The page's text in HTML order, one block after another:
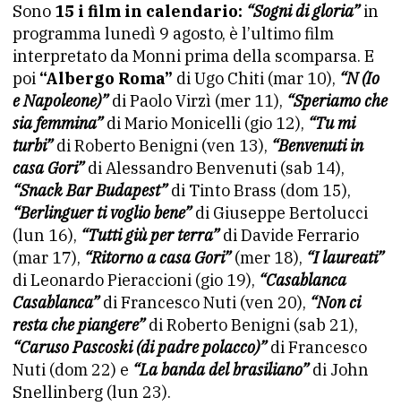
Sono 15 i film in calendario: “Sogni di gloria”in
programma lunedì 9 agosto, è l’ultimo film
interpretato daMonniprima della scomparsa. E
poi “Albergo Roma” di Ugo Chiti (mar 10), “N (Io
e Napoleone)” di Paolo Virzì (mer 11), “Speriamo che
sia femmina”di Mario Monicelli (gio 12), “Tu mi
turbi”di Roberto Benigni (ven 13), “Benvenuti in
casa Gori” di Alessandro Benvenuti (sab 14),
“Snack Bar Budapest”di Tinto Brass (dom 15),
“Berlinguer ti voglio bene” di Giuseppe Bertolucci
(lun 16), “Tutti giù per terra” di Davide Ferrario
(mar 17), “Ritorno a casa Gori” (mer 18), “I laureati”
di Leonardo Pieraccioni (gio 19), “Casablanca
Casablanca” di Francesco Nuti (ven 20), “Non ci
resta che piangere”di Roberto Benigni (sab 21),
“Caruso Pascoski (di padre polacco)”di Francesco
Nuti (dom 22) e “La banda del brasiliano” di John
Snellinberg (lun 23).